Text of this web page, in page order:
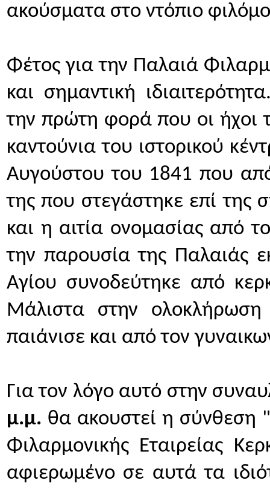
ακούσματα στο ντόπιο
Φέτος για την Παλαιά
και σημαντική
την πρώτη φορά που οι ήχοι
καντούνια του ιστορικού
Αυγούστου του 1841 που
της που στεγάστηκε επί της
και η αιτία ονομασίας από
την παρουσία της Παλαιάς
Αγίου συνοδεύτηκε από
Μάλιστα στην ολοκλήρωση
παιάνισε και από τον
Για τον λόγο αυτό στην
μ.μ. θα ακουστεί η σύνθεση
Φιλαρμονικής Εταιρείας
αφιερωμένο σε αυτά τα